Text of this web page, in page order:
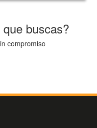
buscas?
compromiso